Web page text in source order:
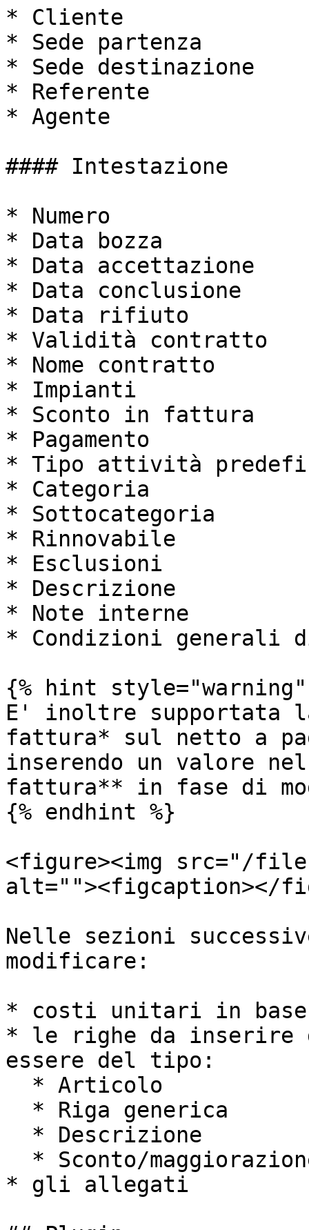
* Cliente
* Sede partenza
* Sede destinazione
* Referente
* Agente
#### Intestazione
* Numero
* Data bozza
* Data accettazione
* Data conclusione
* Data rifiuto
* Validità contratto
* Nome contratto
* Impianti
* Sconto in fattura
* Pagamento
* Tipo attività
* Categoria
* Sottocategoria
* Rinnovabile
* Esclusioni
* Descrizione
* Note interne
* Condizioni generali
{% hint style="warning"
E' inoltre supportata
fattura* sul netto a
inserendo un valore
fattura** in fase di
{% endhint %}
<figure><img src="/files/
alt=""><figcaption></
Nelle sezioni
modificare:
* costi unitari in
* le righe da inserire
essere del tipo:
* gli allegati